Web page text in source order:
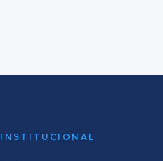
INSTITUCIONAL